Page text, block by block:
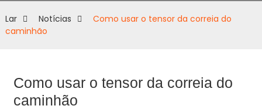
Lar Notícias
Como usar o tensor da correia do
caminhão
Como usar o tensor da correia do
caminhão